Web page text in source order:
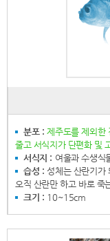
분포 : 제주도를 제외한
줄고 서식지가 단편화 및
서식지 : 여울과 수생식
습성 : 성체는 산란기가
오직 산란만 하고 바로 죽
크기 : 10~15cm